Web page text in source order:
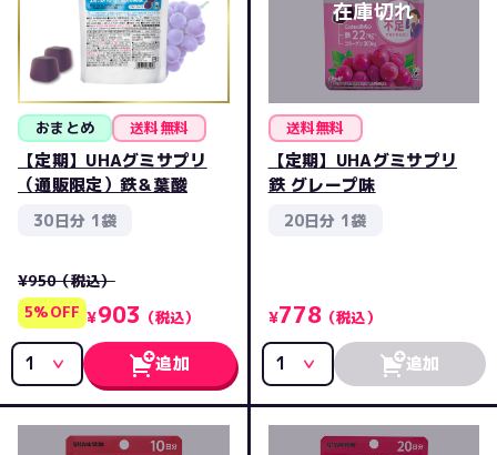
おまとめ 送料無料
【定期】UHAグミサプリ
（通販限定）鉄＆葉酸
30日分 1袋
¥950（税込）
5%OFF ¥903 （税込）
追加
送料無料
【定期】UHAグミサプリ
鉄 グレープ味
20日分 1袋
¥778（税込）
追加